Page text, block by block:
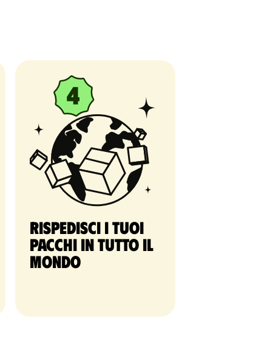
Rispedisci i tuoi
pacchi in tutto il
mondo